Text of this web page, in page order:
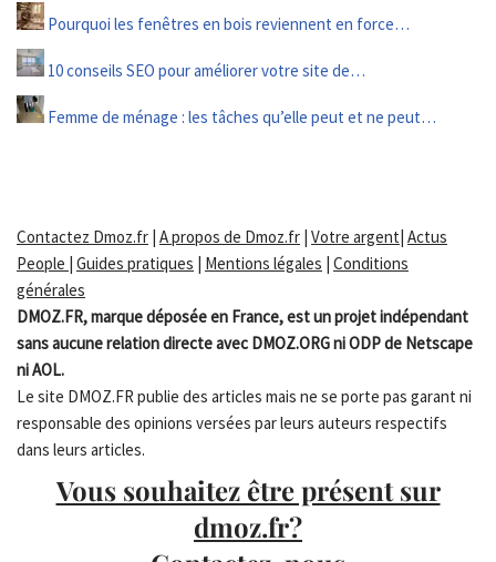
Pourquoi les fenêtres en bois reviennent en force…
10 conseils SEO pour améliorer votre site de…
Femme de ménage : les tâches qu’elle peut et ne peut…
Contactez Dmoz.fr | A propos de Dmoz.fr | Votre argent| Actus
People | Guides pratiques | Mentions légales | Conditions
générales
DMOZ.FR, marque déposée en France, est un projet indépendant
sans aucune relation directe avec DMOZ.ORG ni ODP de Netscape
ni AOL.
Le site DMOZ.FR publie des articles mais ne se porte pas garant ni
responsable des opinions versées par leurs auteurs respectifs
dans leurs articles.
Vous souhaitez être présent sur
dmoz.fr?